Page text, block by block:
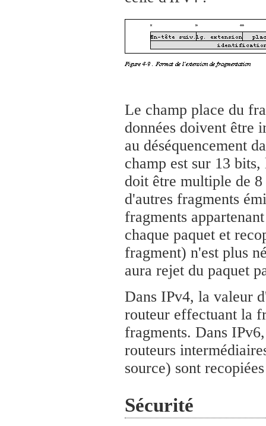
Le champ place du
données doivent être
au déséquencement
champ est sur 13
doit être multiple de
d'autres fragments
fragments
chaque paquet et
fragment) n'est plus
aura rejet du paquet
Dans IPv4, la valeur
routeur effectuant la
fragments. Dans
routeurs
source) sont
Sécurité